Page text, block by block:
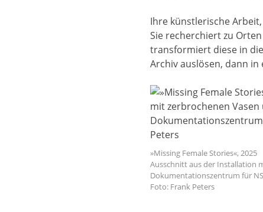
Ihre künstlerische
Sie recherchiert zu
transformiert diese in
Archiv auslösen, dann
»Missing Female Stories«, 2025
Ausschnitt aus der Installation
Dokumentationszentrum für
Foto: Frank Peters